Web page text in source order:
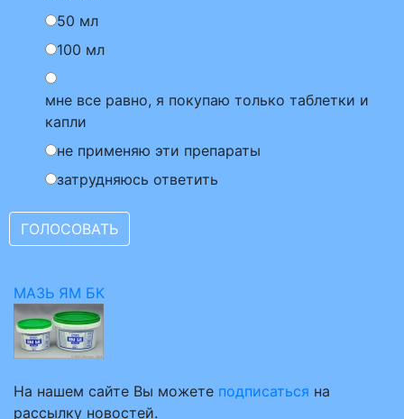
50 мл
100 мл
мне все равно, я покупаю только таблетки и
капли
не применяю эти препараты
затрудняюсь ответить
МАЗЬ ЯМ БК
На нашем сайте Вы можете подписаться на
рассылку новостей.